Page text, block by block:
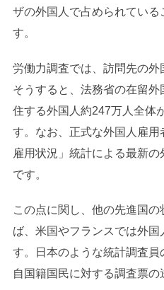
ザの外国人で占められてい
す。
労働力調査では、訪問先の外
そうすると、法務省の在留
住する外国人約247万人全体
す。なお、正式な外国人雇用
雇用状況」統計による最新
です。
この点に関し、他の先進国の
ば、米国やフランスでは外
す。日本のような統計調査員
自国籍国民に対する調査票の